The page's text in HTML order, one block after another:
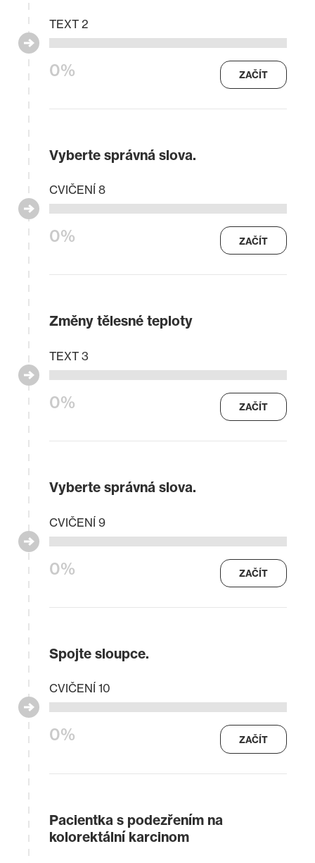
0%
TEXT 2
ZAČÍT
Vyberte správná slova.
0%
CVIČENÍ 8
ZAČÍT
Změny tělesné teploty
0%
TEXT 3
ZAČÍT
Vyberte správná slova.
0%
CVIČENÍ 9
ZAČÍT
Spojte sloupce.
0%
CVIČENÍ 10
ZAČÍT
Pacientka s podezřením na
kolorektální karcinom